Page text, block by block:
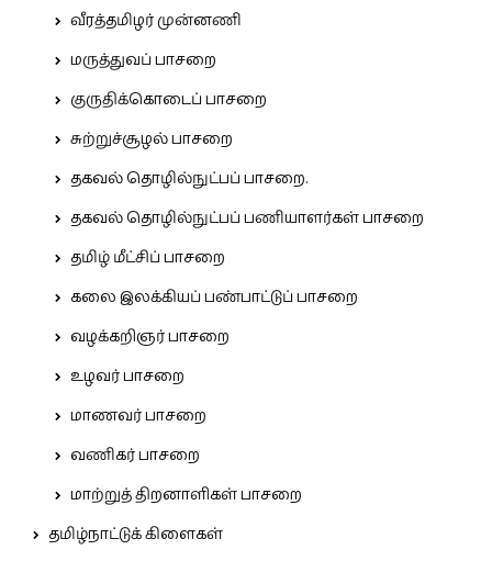
வீரத்தமிழர் முன்னணி
மருத்துவப் பாசறை
குருதிக்கொடைப் பாசறை
சுற்றுச்சூழல் பாசறை
தகவல் தொழில்நுட்பப் பாசறை.
தகவல் தொழில்நுட்பப் பணியாளர்கள் பாசறை
தமிழ் மீட்சிப் பாசறை
கலை இலக்கியப் பண்பாட்டுப் பாசறை
வழக்கறிஞர் பாசறை
உழவர் பாசறை
மாணவர் பாசறை
வணிகர் பாசறை
மாற்றுத் திறனாளிகள் பாசறை
தமிழ்நாட்டுக் கிளைகள்